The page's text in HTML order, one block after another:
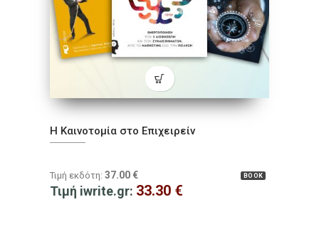
Η Καινοτομία στο Επιχειρείν
BOOK
Τιμή εκδότη: 37.00 €
Τιμή iwrite.gr: 33.30 €